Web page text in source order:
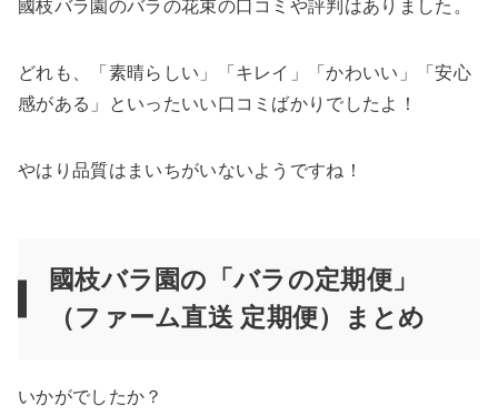
國枝バラ園のバラの花束の口コミや評判はありました。
どれも、「素晴らしい」「キレイ」「かわいい」「安心
感がある」といったいい口コミばかりでしたよ！
やはり品質はまいちがいないようですね！
國枝バラ園の「バラの定期便」
（ファーム直送 定期便）まとめ
いかがでしたか？